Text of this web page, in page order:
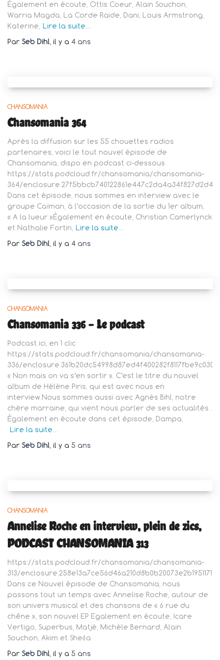
Également en écoute, Ottis Coeur, Alain Souchon,
Warria Magda, La Corde Raide, Dani, Louis Armstrong,
Katerine, Lire la suite…
Par Seb Dihl, il y a 4 ans
CHANSOMANIA
Chansomania 364
Après la diffusion sur les 55 chouettes radios
partenaires, voici le tout nouvel épisode de
Chansomania, dispo en podcast ci-dessous
https://stats.podcloud.fr/chansomania/chansomania-
364/
Dans cet épisode, nous sommes en interview avec le
groupe Caïman, à l’occasion de la sortie du 1er album,
« A la lueur »Également en écoute, Christian Camerlynck
et Nathalie Fortin, Lire la suite…
Par Seb Dihl, il y a 4 ans
CHANSOMANIA
Chansomania 336 – Le podcast
Podcast ici, en 1 clic
https://stats.podcloud.fr/chansomania/chansomania-
336/
« Non mais on va s’en sortir ». C’est le titre du nouvel
album de Hélène Piris, qui est avec nous en
interview.Nous sommes aussi avec Agnès Bihl, notre
chère marraine, qui vient nous parler de ses actualités .
Également en écoute dans cet épisode, Dampa,
Lire la suite…
Par Seb Dihl, il y a 5 ans
CHANSOMANIA
Annelise Roche en interview, plein de zics,
PODCAST CHANSOMANIA 313
https://stats.podcloud.fr/chansomania/chansomania-
313/
Dans ce Nouvel épisode de Chansomania, nous
passons tout un temps avec Annelise Roche, autour de
son univers musical et des chansons de « 6 rue du
chêne », son nouvel EP Egalement en écoute, Icare
Vertigo, Superbus, Matjé, Michèle Bernard, Alain
Souchon, Akim et Sheila
Par Seb Dihl, il y a 5 ans